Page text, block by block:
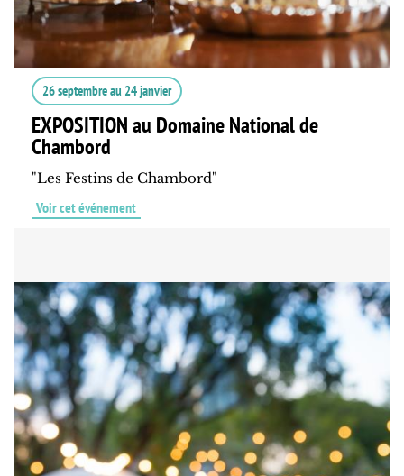
26 septembreau 24 janvier
EXPOSITION au Domaine National de
Chambord
"Les Festins de Chambord"
Voir cet événement